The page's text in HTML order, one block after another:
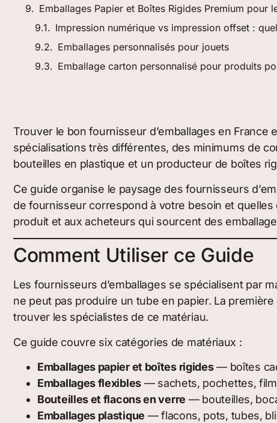
Emballages Papier et Boîtes Rigides Premium pour
Impression numérique vs impression offset :
Emballages personnalisés pour jouets
Emballage carton personnalisé pour produits
Trouver le bon fournisseur d’emballages en
spécialisations très différentes, des minimums de
bouteilles en plastique et un producteur de boîtes
Ce guide organise le paysage des fournisseurs
de fournisseur correspond à votre besoin et
produit et aux acheteurs qui sourcent des
Comment Utiliser ce Guide
Les fournisseurs d’emballages se spécialisent par
ne peut pas produire un tube en papier. La
trouver les spécialistes de ce matériau.
Ce guide couvre six catégories de matériaux :
Emballages papier et boîtes rigides— boîtes
Emballages flexibles — sachets, pochettes,
Bouteilles et flacons en verre — bouteilles,
Emballages plastique — flacons, pots, tubes,